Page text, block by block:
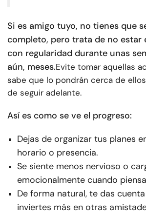
Si es amigo tuyo, no tienes que
completo, pero trata de no estar
con regularidad durante unas
aún, meses.Evite tomar aquellas
sabe que lo pondrán cerca de
de seguir adelante.
Así es como se ve el progreso:
Dejas de organizar tus planes
horario o presencia.
Se siente menos nervioso o
emocionalmente cuando
De forma natural, te das
inviertes más en otras